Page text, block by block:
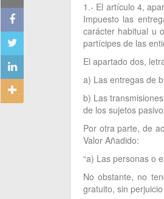
1.- El artículo 4,
Impuesto las
carácter habitual u
partícipes de las
El apartado dos,
a) Las entregas de
b) Las
de los sujetos
Por otra parte, de
Valor Añadido:
“a) Las personas o
No obstante, no
gratuito, sin